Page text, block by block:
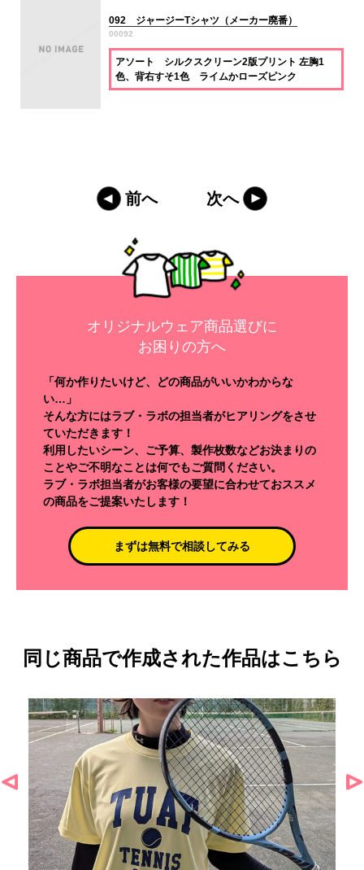
092 ジャージーTシャツ（メーカー廃番）
00092
アソート シルクスクリーン2版プリント 左胸1
色、背右すそ1色 ライムかローズピンク
前へ 次へ
オリジナルウェア商品選びに
お困りの方へ
「何か作りたいけど、どの商品がいいかわからな
い…」
そんな方にはラブ・ラボの担当者がヒアリングをさせ
ていただきます！
利用したいシーン、ご予算、製作枚数などお決まりの
ことやご不明なことは何でもご質問ください。
ラブ・ラボ担当者がお客様の要望に合わせておススメ
の商品をご提案いたします！
まずは無料で相談してみる
同じ商品で作成された作品はこちら